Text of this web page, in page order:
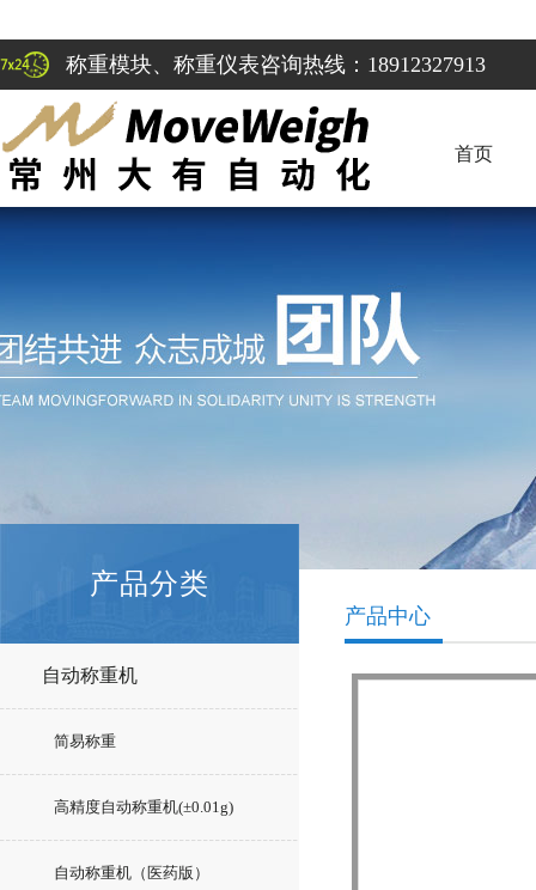
称重模块、称重仪表咨询热线：18912327913
首页
产品分类
自动称重机
简易称重
高精度自动称重机(±0.01g)
自动称重机（医药版）
产品中心